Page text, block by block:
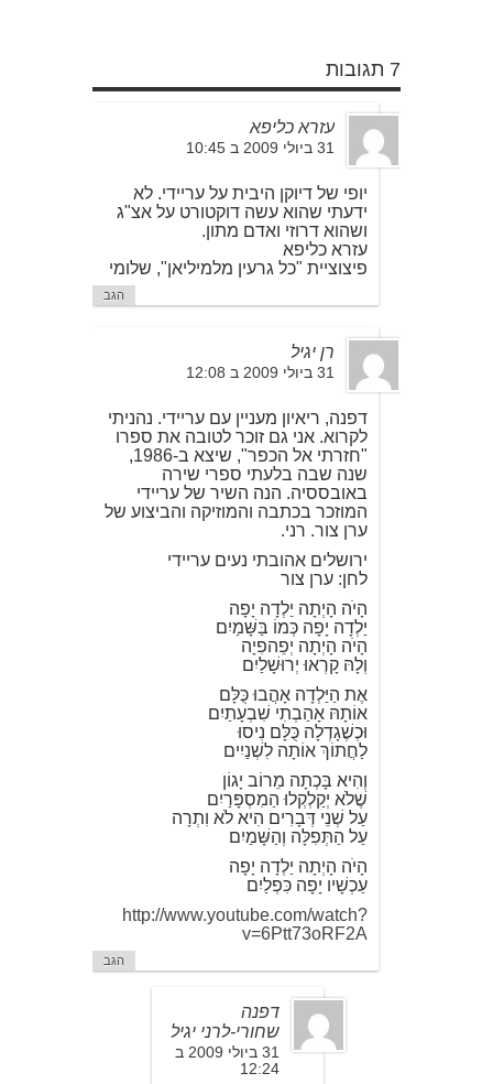
7 תגובות
עזרא כליפא
31 ביולי 2009 ב 10:45
יופי של דיוקן היבית על עריידי. לא
ידעתי שהוא עשה דוקטורט על אצ"ג
ושהוא דרוזי ואדם מתון.
עזרא כליפא
פיצוציית "כל גרעין מלמיליאן", שלומי
הגב
רן יגיל
31 ביולי 2009 ב 12:08
דפנה, ריאיון מעניין עם עריידי. נהניתי
לקרוא. אני גם זוכר לטובה את ספרו
"חזרתי אל הכפר", שיצא ב-1986,
שנה שבה בלעתי ספרי שירה
באובססיה. הנה השיר של עריידי
המוזכר בכתבה והמוזיקה והביצוע של
ערן צור. רני.
ירושלים אהובתי נעים עריידי
לחן: ערן צור
הָיֹה הָיְתָה יַלְדָה יָפָה
יַלְדָה יָפָה כְּמוֹ בַּשָּׁמַיִם
הָיֹה הָיְתָה יְפֵהפִיָה
וְלָהּ קָרְאוּ יְרוּשָׁלַיִם
אֶת הַיַּלְדָה אָהֲבוּ כֻּלָּם
אוֹתָהּ אָהַבְתִי שִׁבְעָתַיִם
וּכְשֶׁגָדְלָה כֻּלָּם נִיסוּ
לַחֲתוֹךְ אוֹתָה לִשְׁנַיִים
וְהִיא בָּכְתָה מֵרוֹב יָגוֹן
שֶׁלֹא יְקַלְקְלוּ הַמִסְפָּרַיִם
עַל שְׁנֵי דְּבָרִים הִיא לֹא וִתְרָה
עַל הַתְּפִלָּה וְהַשָּׁמַיִם
הָיֹה הָיְתָה יַלְדָה יָפָה
עַכְשָׁיו יָפָה כִּפְלַיִם
http://www.youtube.com/watch?
v=6Ptt73oRF2A
הגב
דפנה
שחורי-לרני יגיל
31 ביולי 2009 ב
12:24